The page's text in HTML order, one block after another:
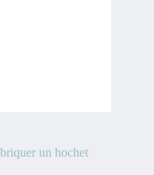
un hochet